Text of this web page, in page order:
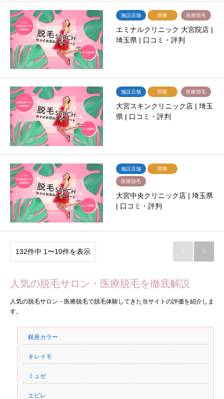
施設店舗 関東 医療脱毛
エミナルクリニック 大宮院店 |
埼玉県 | 口コミ・評判
施設店舗 関東 医療脱毛
大宮スキンクリニック店 | 埼玉
県 | 口コミ・評判
施設店舗 関東
医療脱毛
大宮中央クリニック店 | 埼玉県
| 口コミ・評判
132件中 1〜10件を表示  
人気の脱毛サロン・医療脱毛を徹底解説
人気の脱毛サロン・医療脱毛で脱毛体験してきた当サイトの評価を紹介しま
す。
銀座カラー
キレイモ
ミュゼ
エピレ